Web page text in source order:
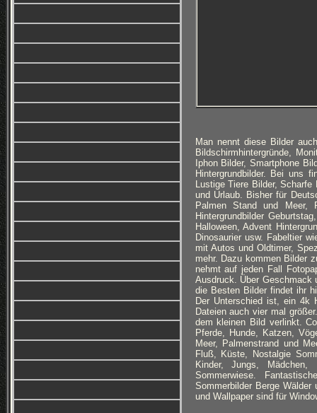
Man nennt diese Bilder
Bildschirmhintergründe,
Iphon Bilder, Smartphone
Hintergrundbilder. Bei uns
Lustige Tiere Bilder,
und Urlaub. Bisher für
Palmen Stand und Meer,
Hintergrundbilder
Halloween, Advent
Dinosaurier usw. Fabeltier
mit Autos und Oldtimer,
mehr. Dazu kommen Bilder
nehmt auf jeden Fall
Ausdruck. Über Geschmack
die Besten Bilder findet ihr
Der Unterschied ist, ein 4k
Dateien auch vier mal
dem kleinen Bild verlinkt.
Pferde, Hunde, Katzen,
Meer, Palmenstrand und
Fluß, Küste, Nostalgie
Kinder, Jungs,
Sommerwiese.
Sommerbilder Berge
und Wallpaper sind für